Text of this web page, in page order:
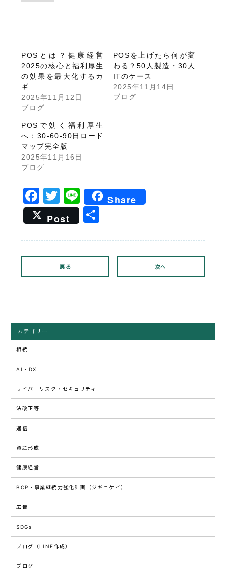
POSとは？健康経営
2025の核心と福利厚生
の効果を最大化するカ
ギ
2025年11月12日
ブログ
POSを上げたら何が変
わる？50人製造・30人
ITのケース
2025年11月14日
ブログ
POSで効く福利厚生
へ：30-60-90日ロード
マップ完全版
2025年11月16日
ブログ
Facebook
Twitter
LineShare
Post
戻る 次へ
カテゴリー
相続
AI・DX
サイバーリスク・セキュリティ
法改正等
通信
資産形成
健康経営
BCP・事業継続力強化計画（ジギョケイ）
広告
SDGs
ブログ（LINE作成）
ブログ